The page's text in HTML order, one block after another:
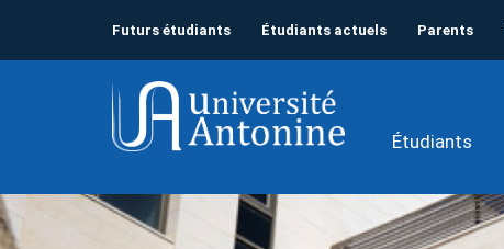
Futurs étudiants Étudiants actuels Parents
Étudiants